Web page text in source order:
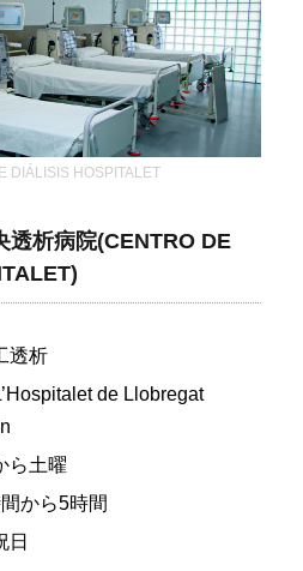
DIÁLISIS HOSPITALET
透析病院(CENTRO DE
透析
de Llobregat
ら土曜
から5時間
日